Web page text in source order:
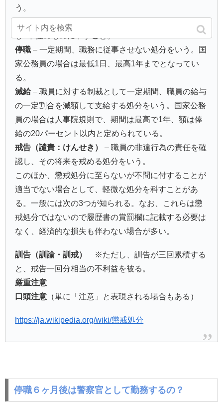
う。
– 現に定められている職務の等級・階級を1ない
停職 – 一定期間、職務に従事させない処分をいう。国
家公務員の場合は最低1日、最高1年までとなってい
る。
減給– 職員に対する制裁として一定期間、職員の給与
の一定割合を減額して支給する処分をいう。国家公務
員の場合は人事院規則で、期間は最高で1年、額は俸
給の20パーセント以内と定められている。
戒告（譴責：けんせき）
– 職員の非違行為の責任を確
認し、その将来を戒める処分をいう。
このほか、懲戒処分に至らないが不問に付することが
適当でない場合として、軽微な処分を科すことがあ
る。一般には次の3つが知られる。なお、これらは懲
戒処分ではないので履歴書の賞罰欄に記載する必要は
なく、経済的な損失も伴わない場合が多い。
訓告（訓諭・訓戒）
※ただし、訓告が三回累積する
と、戒告一回分相当の不利益を被る。
厳重注意
口頭注意 （単に「注意」と表現される場合もある）
https://ja.wikipedia.org/wiki/懲戒処分
停職６ヶ月後は警察官として勤務するの？